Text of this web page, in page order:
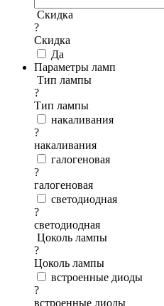
Скидка
?
Скидка
Да
Параметры ламп
Тип лампы
?
Тип лампы
накаливания
?
накаливания
галогеновая
?
галогеновая
светодиодная
?
светодиодная
Цоколь лампы
?
Цоколь лампы
встроенные диоды
?
встроенные диоды